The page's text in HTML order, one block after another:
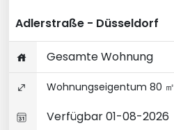
Adlerstraße - Düsseldorf
Gesamte Wohnung
Wohnungseigentum 80 ㎡
Verfügbar 01-08-2026